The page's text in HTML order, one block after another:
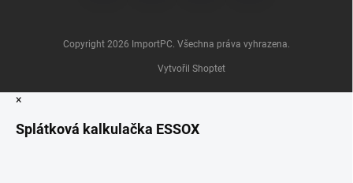
Vytvořil Shoptet
Copyright 2026 ImportPC. Všechna práva vyhrazena.
×
Splátková kalkulačka ESSOX